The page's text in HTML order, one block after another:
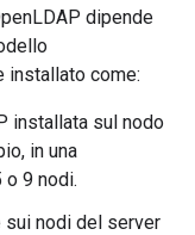
dipende
installato come:
installata sul nodo
in una
o 9 nodi.
sui nodi del server